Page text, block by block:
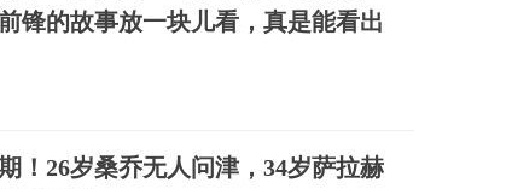
锋的故事放一块儿看，真是能看出
！26岁桑乔无人问津，34岁萨拉赫